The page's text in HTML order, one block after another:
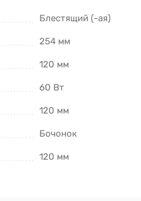
Блестящий (-ая)
254 мм
120 мм
60 Вт
120 мм
Бочонок
120 мм